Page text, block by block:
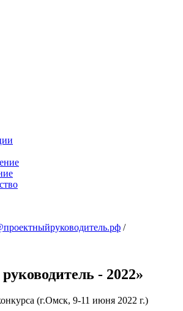
/
- 2022»
(г.Омск, 9-11 июня 2022 г.)